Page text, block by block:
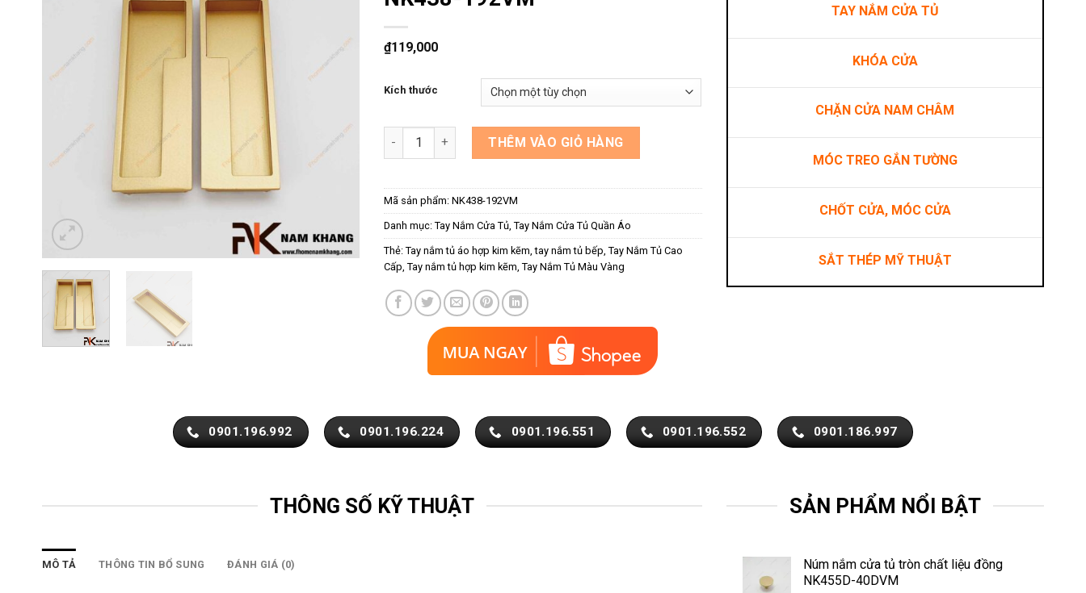
₫119,000
Kích thước
Tay nắm âm tủ màu vàng mờ NK438-192VM số lượng
THÊM VÀO GIỎ HÀNG
Mã sản phẩm:NK438-192VM
Danh mục:Tay Nắm Cửa Tủ,Tay Nắm Cửa Tủ Quần Áo
Thẻ:Tay nắm tủ áo hợp kim kẽm,tay nắm tủ bếp,Tay Nắm Tủ Cao
Cấp,Tay nắm tủ hợp kim kẽm,Tay Nắm Tủ Màu Vàng
TAY NẮM CỬA TỦ
KHÓA CỬA
CHẶN CỬA NAM CHÂM
MÓC TREO GẮN TƯỜNG
CHỐT CỬA, MÓC CỬA
SẮT THÉP MỸ THUẬT
0901.196.992 0901.196.224 0901.196.551 0901.196.552 0901.186.997
THÔNG SỐ KỸ THUẬT
MÔ TẢ THÔNG TIN BỔ SUNG ĐÁNH GIÁ (0)
SẢN PHẨM NỔI BẬT
Núm nắm cửa tủ tròn chất liệu đồng
NK455D-40DVM